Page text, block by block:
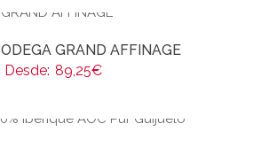
GRAND AFFINAGE
Desde: 89,25€